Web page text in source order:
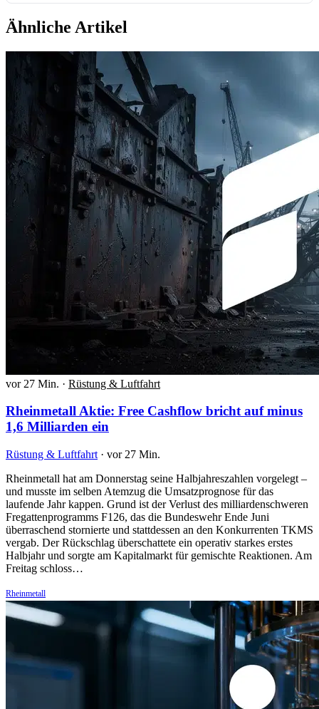
Ähnliche Artikel
vor 27 Min. · Rüstung & Luftfahrt
Rheinmetall Aktie: Free Cashflow bricht auf minus
1,6 Milliarden ein
Rüstung & Luftfahrt · vor 27 Min.
Rheinmetall hat am Donnerstag seine Halbjahreszahlen vorgelegt –
und musste im selben Atemzug die Umsatzprognose für das
laufende Jahr kappen. Grund ist der Verlust des milliardenschweren
Fregattenprogramms F126, das die Bundeswehr Ende Juni
überraschend stornierte und stattdessen an den Konkurrenten TKMS
vergab. Der Rückschlag überschattete ein operativ starkes erstes
Halbjahr und sorgte am Kapitalmarkt für gemischte Reaktionen. Am
Freitag schloss…
Rheinmetall